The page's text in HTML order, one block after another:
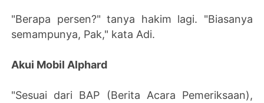
"Berapa persen?" tanya hakim lagi. "Biasanya
semampunya, Pak," kata Adi.
Akui Mobil Alphard
"Sesuai dari BAP (Berita Acara Pemeriksaan),